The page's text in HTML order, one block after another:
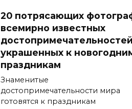
20 потрясающих
всемирно известных
украшенных к
праздникам
Знаменитые
достопримечательности мира
готовятся к праздникам